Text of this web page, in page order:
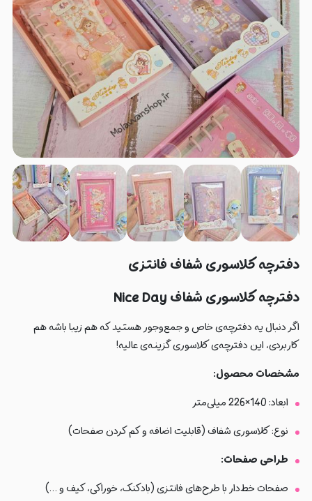
دفترچه کلاسوری شفاف فانتزی
دفترچه کلاسوری شفاف Nice Day
اگر دنبال یه دفترچه‌ی خاص و جمع‌وجور هستید که هم زیبا باشه هم
کاربردی، این دفترچه‌ی کلاسوری گزینه‌ی عالیه!
مشخصات محصول:
ابعاد: 140×226 میلی‌متر
نوع: کلاسوری شفاف (قابلیت اضافه و کم کردن صفحات)
طراحی صفحات:
صفحات خط‌دار با طرح‌های فانتزی (بادکنک، خوراکی، کیف و …)